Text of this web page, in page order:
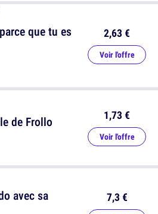
de Frollo 1,73 €
Voir l'offre
que tu es
2,63 €
Voir l'offre
avec sa
7,3 €